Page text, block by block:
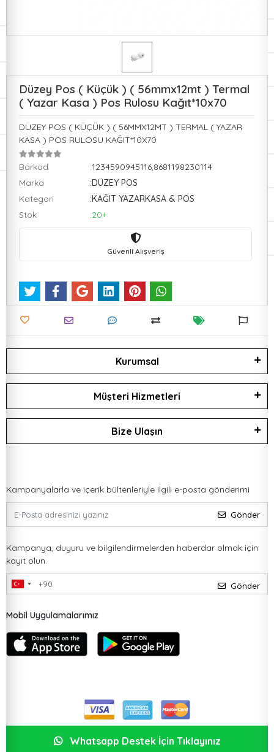
Düzey Pos ( Küçük ) ( 56mmx12mt ) Termal
( Yazar Kasa ) Pos Rulosu Kağıt*10x70
DÜZEY POS ( KÜÇÜK ) ( 56MMX12MT ) TERMAL ( YAZAR
KASA ) POS RULOSU KAĞIT*10X70
Barkod
:1234590945116,8681198230114
Marka
:DÜZEY POS
Kategori
:KAĞIT YAZARKASA & POS
Stok
:20+
Güvenli Alışveriş
Kurumsal
Müşteri Hizmetleri
Bize Ulaşın
Kampanyalarla ve içerik bültenleriyle ilgili e-posta gönderimi
Gönder
Kampanya, duyuru ve bilgilendirmelerden haberdar olmak için
kayıt olun.
Gönder
Mobil Uygulamalarımız
Whatsapp Destek İçin Tıklayınız